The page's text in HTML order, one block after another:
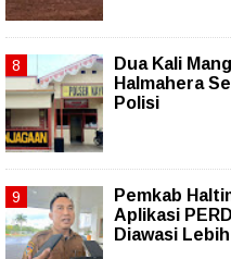
Dua Kali
Halmahera
Polisi
Pemkab
Aplikasi
Diawasi